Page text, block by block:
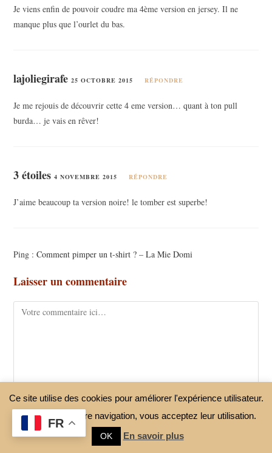
Je viens enfin de pouvoir coudre ma 4ème version en jersey. Il ne
manque plus que l’ourlet du bas.
lajoliegirafe 25 OCTOBRE 2015 RÉPONDRE
Je me rejouis de découvrir cette 4 eme version… quant à ton pull
burda… je vais en rêver!
3 étoiles 4 NOVEMBRE 2015 RÉPONDRE
J’aime beaucoup ta version noire! le tomber est superbe!
Ping :Comment pimper un t-shirt ? – La Mie Domi
Laisser un commentaire
Ce site utilise des cookies pour améliorer l'expérience utilisateur.
En continuant votre navigation, vous acceptez leur utilisation.
OK En savoir plus
FR